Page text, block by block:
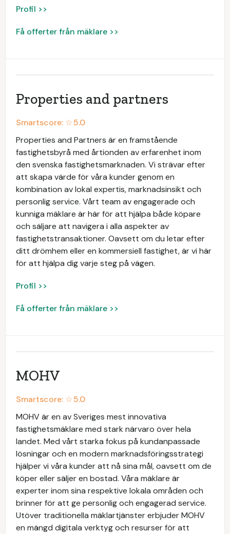
Profil >>
Få offerter från mäklare >>
Properties and partners
Smartscore: ☆5.0
Properties and Partners är en framstående
fastighetsbyrå med årtionden av erfarenhet inom
den svenska fastighetsmarknaden. Vi strävar efter
att skapa värde för våra kunder genom en
kombination av lokal expertis, marknadsinsikt och
personlig service. Vårt team av engagerade och
kunniga mäklare är här för att hjälpa både köpare
och säljare att navigera i alla aspekter av
fastighetstransaktioner. Oavsett om du letar efter
ditt drömhem eller en kommersiell fastighet, är vi här
för att hjälpa dig varje steg på vägen.
Profil >>
Få offerter från mäklare >>
MOHV
Smartscore: ☆5.0
MOHV är en av Sveriges mest innovativa
fastighetsmäklare med stark närvaro över hela
landet. Med vårt starka fokus på kundanpassade
lösningar och en modern marknadsföringsstrategi
hjälper vi våra kunder att nå sina mål, oavsett om de
köper eller säljer en bostad. Våra mäklare är
experter inom sina respektive lokala områden och
brinner för att ge personlig och engagerad service.
Utöver traditionella mäklartjänster erbjuder MOHV
en mängd digitala verktyg och resurser för att